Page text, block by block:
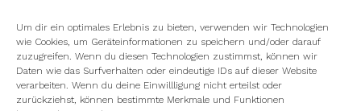
Um dir ein optimales Erlebnis zu bieten, verwenden wir Technologien
wie Cookies, um Geräteinformationen zu speichern und/oder darauf
zuzugreifen. Wenn du diesen Technologien zustimmst, können wir
Daten wie das Surfverhalten oder eindeutige IDs auf dieser Website
verarbeiten. Wenn du deine Einwillligung nicht erteilst oder
zurückziehst, können bestimmte Merkmale und Funktionen
facebook youtube instagram spotify twitch